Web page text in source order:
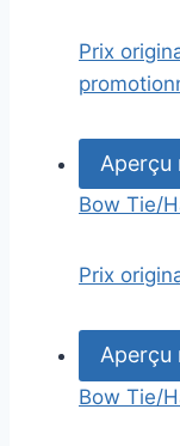
Prix
Aperçu
Bow Tie/
Prix
Aperçu
Bow Tie/